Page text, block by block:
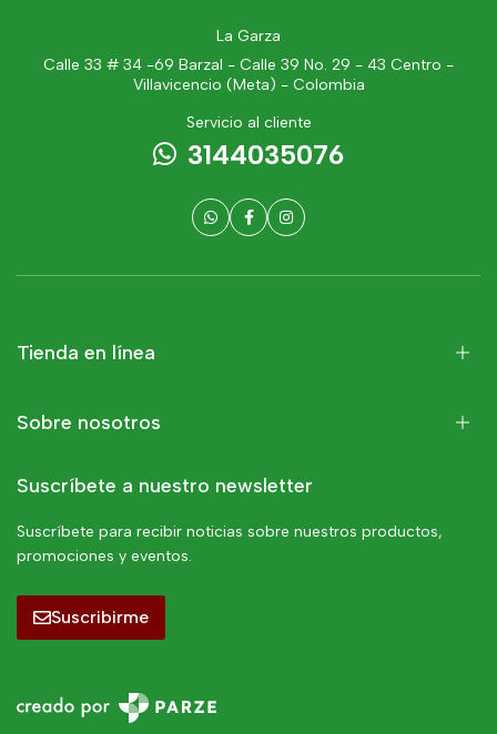
La Garza
Calle 33 # 34 -69 Barzal - Calle 39 No. 29 - 43 Centro -
Villavicencio (Meta) - Colombia
Servicio al cliente
3144035076
Tienda en línea
Sobre nosotros
Suscríbete a nuestro newsletter
Suscríbete para recibir noticias sobre nuestros productos,
promociones y eventos.
Suscribirme